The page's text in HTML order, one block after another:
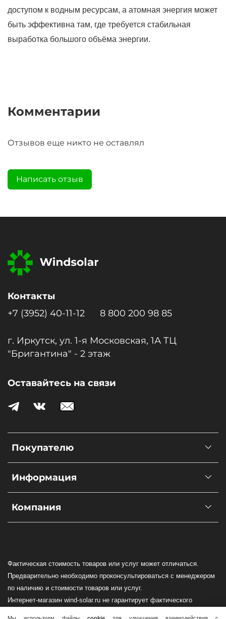
доступом к водным ресурсам, а атомная энергия может
быть эффективна там, где требуется стабильная
выработка большого объёма энергии.
Комментарии
Отзывов еще никто не оставлял
Написать отзыв
Покупателю
Информация
Компания
Контакты
+7 (3952) 40-11-12
8 800 200 98 85
г. Иркутск, ул. 1-я Московcкая, 1А ТЦ
"Бригантина" - 2 этаж
Оставайтесь на связи
Фактическая стоимость товаров или услуг может отличаться.
Предварительно необходимо проконсультироваться с менеджером
по наличию и стоимости товаров или услуг.
Интернет-магазин wind-solar.ru не гарантирует фактического